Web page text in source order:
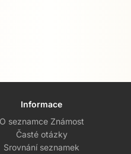
Informace
O seznamce Známost
Časté otázky
Srovnání seznamek